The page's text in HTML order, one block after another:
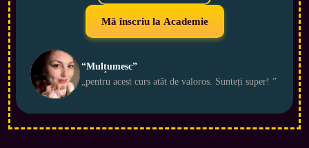
Mă înscriu la Academie
“Mulțumesc”
„pentru acest curs atât de valoros. Sunteți super! ”